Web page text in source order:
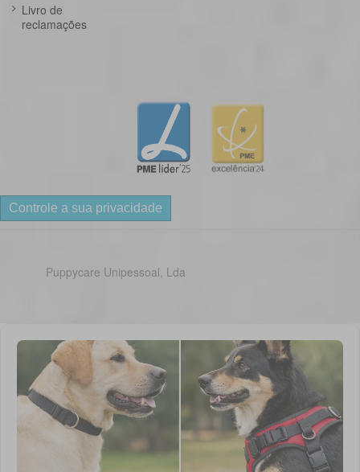
Livro de
reclamações
Controle a sua privacidade
Puppycare Unipessoal, Lda